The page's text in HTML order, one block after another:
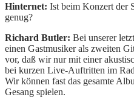
Hinternet: Ist beim Konzert der
genug?
Richard Butler: Bei unserer
einen Gastmusiker als zweiten
vor, daß wir nur mit einer
bei kurzen Live-Auftritten im
Wir können fast das gesamte
Gesang spielen.